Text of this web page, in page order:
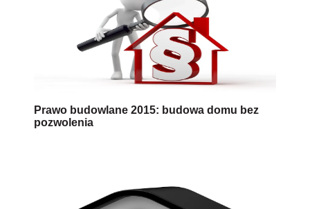
Prawo budowlane 2015: budowa domu bez
pozwolenia